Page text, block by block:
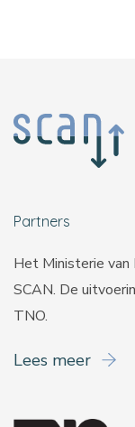
Partners
Het Ministerie van
SCAN. De
TNO.
Lees meer